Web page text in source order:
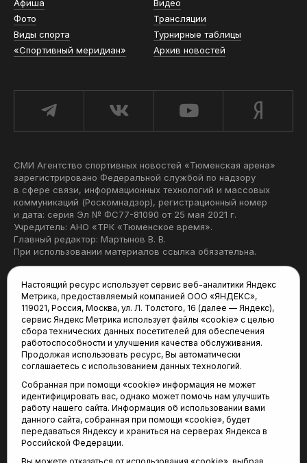
Афиша
Видео
Фото
Трансляции
Виды спорта
Турнирные таблицы
«Спортивный меридиан»
Архив новостей
СМИ Агентство спортивных новостей «Тюменская арена»
зарегистрировано Федеральной службой по надзору
в сфере связи, информационных технологий и массовых
коммуникаций (Роскомнадзор), регистрационный номер
и дата: серия Эл № ФС77-81090 от 25 мая 2021 г.
Учредитель: АНО «ТРК «Тюменское время».
Главный редактор: Мартынов В. В.
При использовании материалов ссылка обязательна.
Редакция:
625035, Тюмень, пр. Геологоразведчиков, 28А
(3452) 68-22-28
tum-arena@mail.ru
Отдел продаж:
(3452) 68-89-78
kotovaev@sibinformburo.ru
Настоящий ресурс использует сервис веб-аналитики Яндекс
Метрика, предоставляемый компанией ООО «ЯНДЕКС»,
119021, Россия, Москва, ул. Л. Толстого, 16 (далее — Яндекс),
сервис Яндекс Метрика использует файлы «cookie» с целью
сбора технических данных посетителей для обеспечения
работоспособности и улучшения качества обслуживания.
Продолжая использовать ресурс, Вы автоматически
соглашаетесь с использованием данных технологий.
Собранная при помощи «cookie» информация не может
идентифицировать вас, однако может помочь нам улучшить
работу нашего сайта. Информация об использовании вами
данного сайта, собранная при помощи «cookie», будет
передаваться Яндексу и храниться на серверах Яндекса в
Российской Федерации.